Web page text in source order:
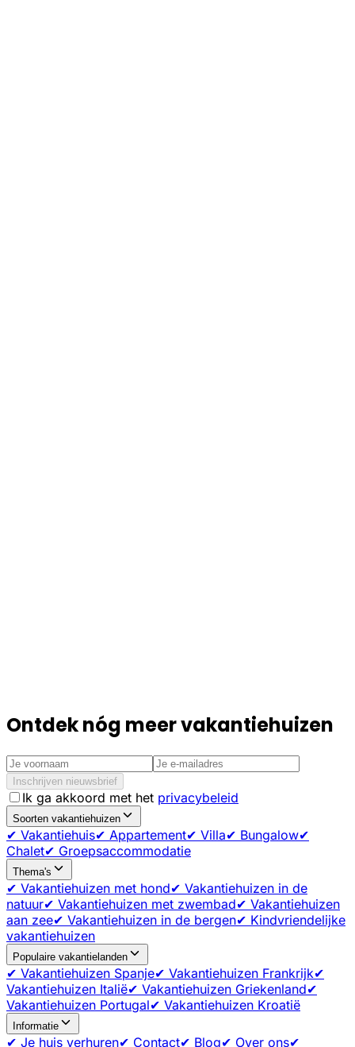
Ontdek nóg meer vakantiehuizen
Inschrijven nieuwsbrief
Ik ga akkoord met het privacybeleid
Soorten vakantiehuizen
✔ Vakantiehuis✔ Appartement✔ Villa✔ Bungalow✔
Chalet✔ Groepsaccommodatie
Thema's
✔ Vakantiehuizen met hond✔ Vakantiehuizen in de
natuur✔ Vakantiehuizen met zwembad✔ Vakantiehuizen
aan zee✔ Vakantiehuizen in de bergen✔ Kindvriendelijke
vakantiehuizen
Populaire vakantielanden
✔ Vakantiehuizen Spanje✔ Vakantiehuizen Frankrijk✔
Vakantiehuizen Italië✔ Vakantiehuizen Griekenland✔
Vakantiehuizen Portugal✔ Vakantiehuizen Kroatië
Informatie
✔ Je huis verhuren✔ Contact✔ Blog✔ Over ons✔